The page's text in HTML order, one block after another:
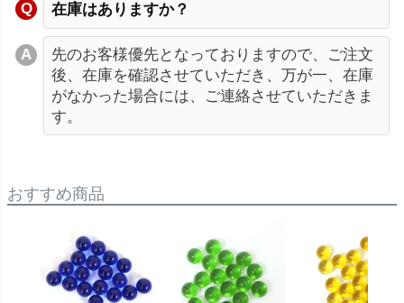
在庫はありますか？
先のお客様優先となっておりますので、ご注文
後、在庫を確認させていただき、万が一、在庫
がなかった場合には、ご連絡させていただきま
す。
おすすめ商品